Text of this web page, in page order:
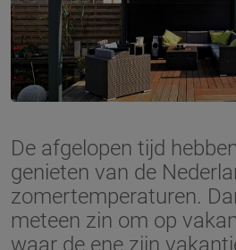
De afgelopen tijd
genieten van de
zomertemperaturen.
meteen zin om op
waar de ene zijn